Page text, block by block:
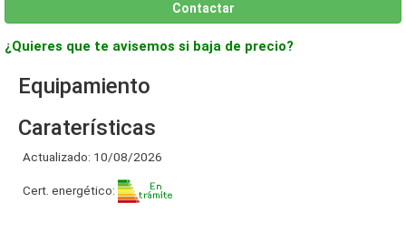
Contactar
¿Quieres que te avisemos si baja de precio?
Equipamiento
Caraterísticas
Actualizado: 10/08/2026
Cert. energético: